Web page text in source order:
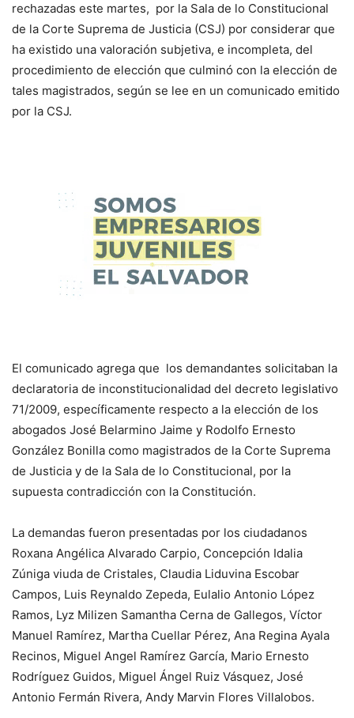
rechazadas este martes, por la Sala de lo Constitucional
de la Corte Suprema de Justicia (CSJ) por considerar que
ha existido una valoración subjetiva, e incompleta, del
procedimiento de elección que culminó con la elección de
tales magistrados, según se lee en un comunicado emitido
por la CSJ.
El comunicado agrega que los demandantes solicitaban la
declaratoria de inconstitucionalidad del decreto legislativo
71/2009, específicamente respecto a la elección de los
abogados José Belarmino Jaime y Rodolfo Ernesto
González Bonilla como magistrados de la Corte Suprema
de Justicia y de la Sala de lo Constitucional, por la
supuesta contradicción con la Constitución.
La demandas fueron presentadas por los ciudadanos
Roxana Angélica Alvarado Carpio, Concepción Idalia
Zúniga viuda de Cristales, Claudia Liduvina Escobar
Campos, Luis Reynaldo Zepeda, Eulalio Antonio López
Ramos, Lyz Milizen Samantha Cerna de Gallegos, Víctor
Manuel Ramírez, Martha Cuellar Pérez, Ana Regina Ayala
Recinos, Miguel Angel Ramírez García, Mario Ernesto
Rodríguez Guidos, Miguel Ángel Ruiz Vásquez, José
Antonio Fermán Rivera, Andy Marvin Flores Villalobos.